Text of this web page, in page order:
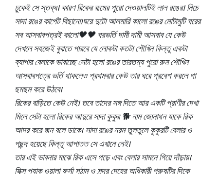
ঢুকেই সে স্তব্ধ। কারণ রিকের রূমের পুরো দেওয়ালটিই লাল রঙের। নিচে
সাদা রঙের কার্পেট বিছানো।ঘরে দুটো আলমারি কালো রঙের মোটামুটি ঘরের
সব আসবাবপত্রই কালো🖤🖤 ঘরভর্তি দামী দামী আসবাব যে কেউ
দেখলে সহজেই বুঝতে পারবে যে লোকটা কতটা শৌখিন কিন্তু একটা
ব্যাপার বেলাকে ভাবাচ্ছে সেটা হলো রঙের তারতম্য পুরো রুম শৌখিন
আসবাবপত্রে ভর্তি থাকলেও প্রথমবার কেউ তার ঘরে প্রবেশ করলে গা
ছমছম করে উঠবে।
রিকের বাড়িতে কেউ নেই। তবে তাদের সঙ্গ দিতে আর একটি প্রাণীর দেখা
মিলে সেটা হলো রিকের আদুরে সাদা কুকুর 🐕 নাম জোনাথন যাকে রিক
আদর করে জন বলে ডাকে। সাদা রঙের নরম তুলতুলে কুকুরটি বেলার ও
পছন্দ হয়েছে কিন্তু আপাতত সে এখানে নেই।
তার এই ভাবনার মাঝে রিক এসে পড়ে এবং বেলার সামনে গিয়ে দাঁড়ায়।